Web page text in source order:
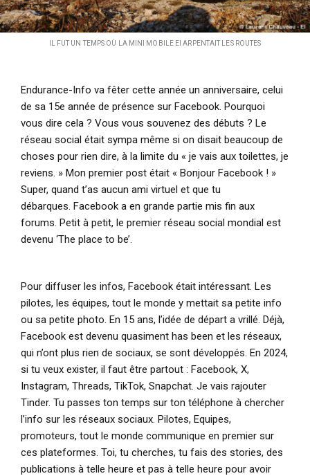
IL FUT UN TEMPS OÙ LA MINI MOBILE EI ARPENTAIT LES ROUTES
Endurance-Info va fêter cette année un anniversaire, celui
de sa 15e année de présence sur Facebook. Pourquoi
vous dire cela ? Vous vous souvenez des débuts ? Le
réseau social était sympa même si on disait beaucoup de
choses pour rien dire, à la limite du « je vais aux toilettes, je
reviens. » Mon premier post était « Bonjour Facebook ! »
Super, quand t’as aucun ami virtuel et que tu
débarques. Facebook a en grande partie mis fin aux
forums. Petit à petit, le premier réseau social mondial est
devenu ‘The place to be’.
Pour diffuser les infos, Facebook était intéressant. Les
pilotes, les équipes, tout le monde y mettait sa petite info
ou sa petite photo. En 15 ans, l’idée de départ a vrillé. Déjà,
Facebook est devenu quasiment has been et les réseaux,
qui n’ont plus rien de sociaux, se sont développés. En 2024,
si tu veux exister, il faut être partout : Facebook, X,
Instagram, Threads, TikTok, Snapchat. Je vais rajouter
Tinder. Tu passes ton temps sur ton téléphone à chercher
l’info sur les réseaux sociaux. Pilotes, Equipes,
promoteurs, tout le monde communique en premier sur
ces plateformes. Toi, tu cherches, tu fais des stories, des
publications à telle heure et pas à telle heure pour avoir